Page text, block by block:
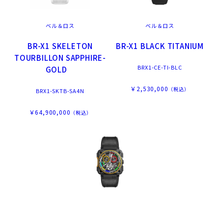
ベル＆ロス
BR-X1 SKELETON
TOURBILLON SAPPHIRE-
GOLD
BRX1-SKTB-SA4N
￥64,900,000 （税込）
ベル＆ロス
BR-X1 BLACK TITANIUM
BRX1-CE-TI-BLC
￥2,530,000 （税込）